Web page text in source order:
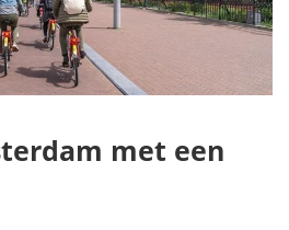
met een